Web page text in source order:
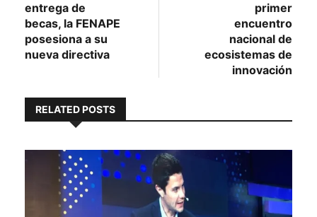
entradas
entrega de
becas, la FENAPE
posesiona a su
nueva directiva
primer
encuentro
nacional de
ecosistemas de
innovación
RELATED POSTS